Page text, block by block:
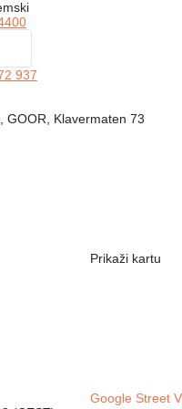
937
GOOR, Klavermaten 73
Prikaži kartu
Google Street